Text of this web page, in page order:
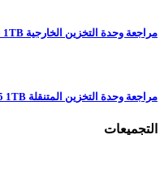
مراجعة وحدة التخزين الخارجية ADATA SD820 1TB بموصل USB 3.2 Gen2X2
مراجعة وحدة التخزين المتنقلة ADATA SC735 1TB
التجميعات